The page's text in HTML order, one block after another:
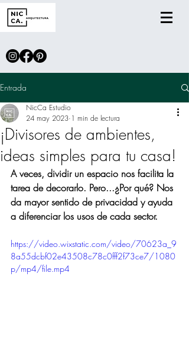
Entrada
¡Divisores de ambientes,
ideas simples para tu casa!
NicCa Estudio
24 may 2023 1 min de lectura
A veces, dividir un espacio nos facilita la
tarea de decorarlo. Pero...¿Por qué? Nos
da mayor sentido de privacidad y ayuda
a diferenciar los usos de cada sector.
https://video.wixstatic.com/video/70623a_9
8a55dcbf02e43508c78c0fff2f73ce7/1080
p/mp4/file.mp4